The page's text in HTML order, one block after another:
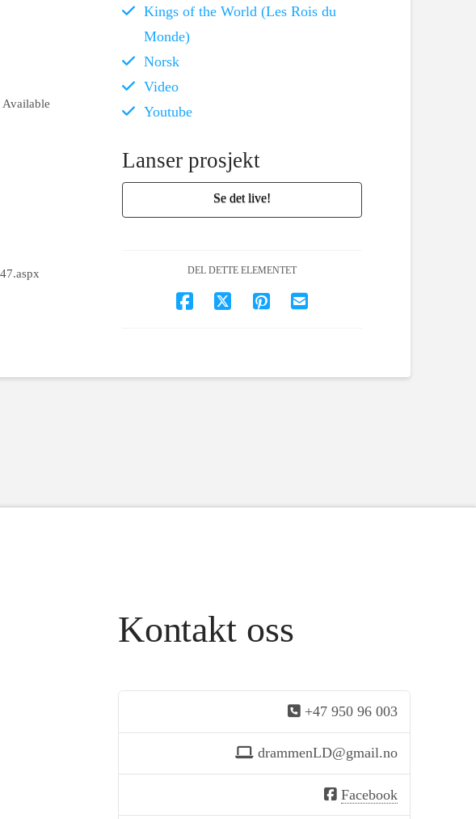
Available
Kings of the World (Les Rois du
Monde)
Norsk
Video
Youtube
Lanser prosjekt
Se det live!
DEL DETTE ELEMENTET
Kontakt oss
+47 950 96 003
drammenLD@gmail.no
Facebook